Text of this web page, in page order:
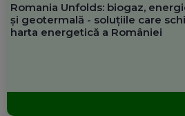
Romania Unfolds: biogaz,
și geotermală - soluțiile care
harta energetică a României